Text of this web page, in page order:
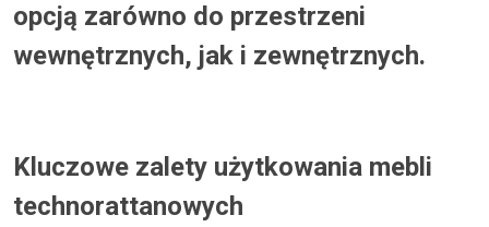
opcją zarówno do przestrzeni
wewnętrznych, jak i zewnętrznych.
Kluczowe zalety użytkowania mebli
technorattanowych